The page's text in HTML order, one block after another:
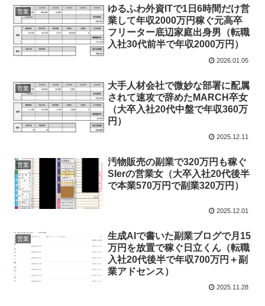
営業
ゆるふわ外資ITで1日6時間だけ営
業して年収2000万円稼ぐ元高卒
フリーター底辺家庭出身男（転職
入社30代前半で年収2000万円）
2026.01.05
営業
大手人材会社で微妙な部署に配属
されて速攻で辞めたMARCH卒女
（大卒入社20代中盤で年収360万
円）
2025.12.11
営業
汚物販売の副業で320万円も稼ぐ
SIerの営業女（大卒入社20代後半
で本業570万円で副業320万円）
2025.12.01
営業
生成AIで書いた副業ブログで月15
万円を放置で稼ぐ日立くん（転職
入社20代後半で年収700万円＋副
業アドセンス）
2025.11.28